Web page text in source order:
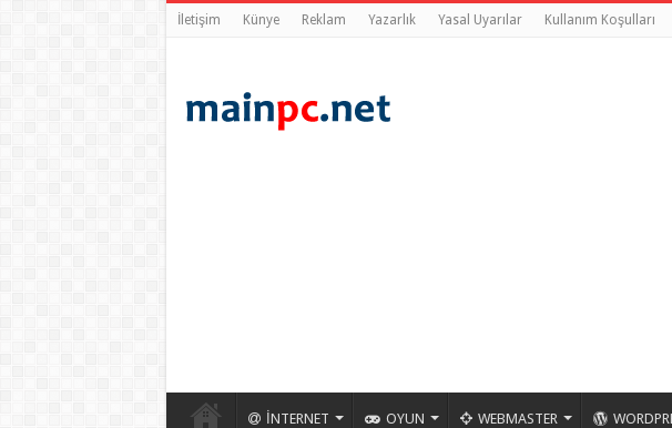
İletişim Künye Reklam Yazarlık Yasal Uyarılar Kullanım Koşulları
İNTERNET OYUN WEBMASTER